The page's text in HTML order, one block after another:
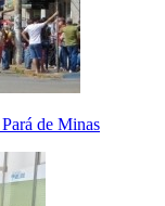
de Minas